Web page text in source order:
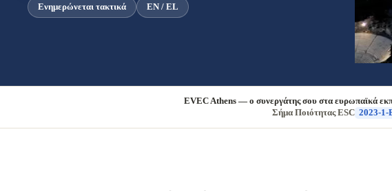
Ενημερώνεται τακτικά EN / EL
EVEC Athens — ο συνεργάτης σου στα ευρωπαϊκά
Σήμα Ποιότητας ESC 2023-1-